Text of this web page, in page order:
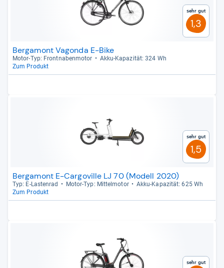
Sehr gut
1,3
Bergamont Vagonda E-Bike
Motor-​Typ: Front­na­ben­mo­tor
Akku-​Kapa­zi­tät: 324 Wh
Zum Produkt
Sehr gut
1,5
Bergamont E-Cargoville LJ 70 (Modell 2020)
Typ: E-​Las­ten­rad Motor-​Typ: Mit­tel­mo­tor
Akku-​Kapa­zi­tät: 625 Wh
Zum Produkt
Sehr gut